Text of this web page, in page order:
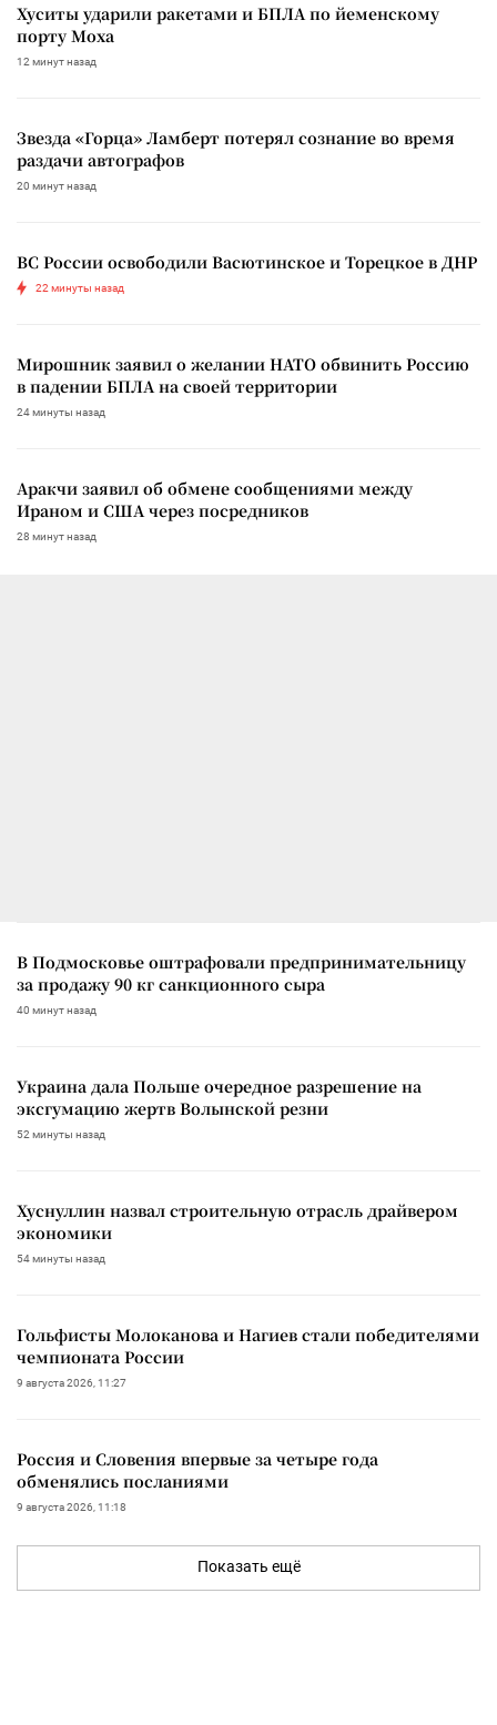
Хуситы ударили ракетами и БПЛА по йеменскому
порту Моха
12 минут назад
Звезда «Горца» Ламберт потерял сознание во время
раздачи автографов
20 минут назад
ВС России освободили Васютинское и Торецкое в ДНР
22 минуты назад
Мирошник заявил о желании НАТО обвинить Россию
в падении БПЛА на своей территории
24 минуты назад
Аракчи заявил об обмене сообщениями между
Ираном и США через посредников
28 минут назад
В Подмосковье оштрафовали предпринимательницу
за продажу 90 кг санкционного сыра
40 минут назад
Украина дала Польше очередное разрешение на
эксгумацию жертв Волынской резни
52 минуты назад
Хуснуллин назвал строительную отрасль драйвером
экономики
54 минуты назад
Гольфисты Молоканова и Нагиев стали победителями
чемпионата России
9 августа 2026, 11:27
Россия и Словения впервые за четыре года
обменялись посланиями
9 августа 2026, 11:18
Показать ещё